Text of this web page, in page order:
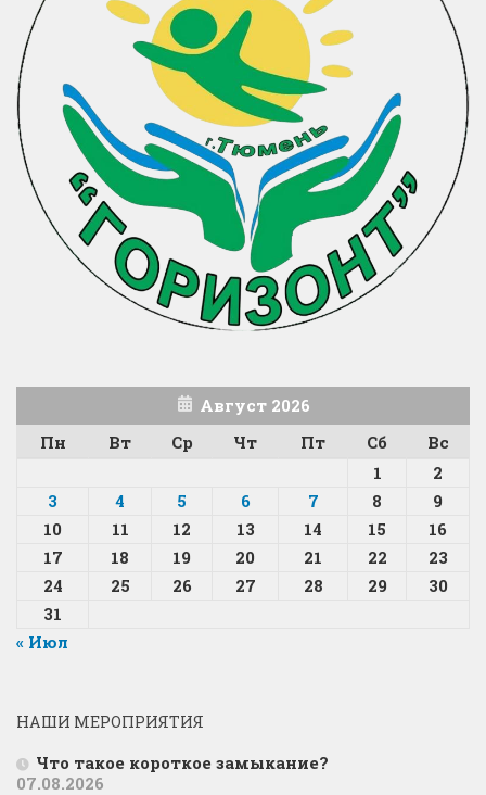
Август 2026
Пн
Вт Ср Чт Пт Сб
Вс
1
2
3
4 5 6 7 8
9
10
11 12 13 14 15
16
17
18 19 20 21 22
23
24
25 26 27 28 29
30
31
« Июл
НАШИ МЕРОПРИЯТИЯ
Что такое короткое замыкание?
07.08.2026